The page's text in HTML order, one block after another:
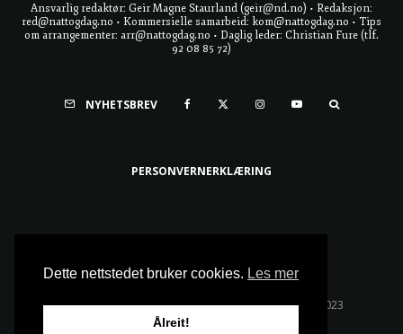
Ansvarlig redaktør: Geir Magne Staurland (geir@nd.no) • Redaksjon:
red@nattogdag.no • Kommersielle samarbeid: kom@nattogdag.no • Tips
om arrangementer: arr@nattogdag.no • Daglig leder: Christian Fure (tlf.
92 08 85 72)
NYHETSBREV
PERSONVERNERKLÆRING
Alle rettigheter reservert • Copyright © Natt & Dag 2023
Dette nettstedet bruker cookies. Les mer
Ålreit!